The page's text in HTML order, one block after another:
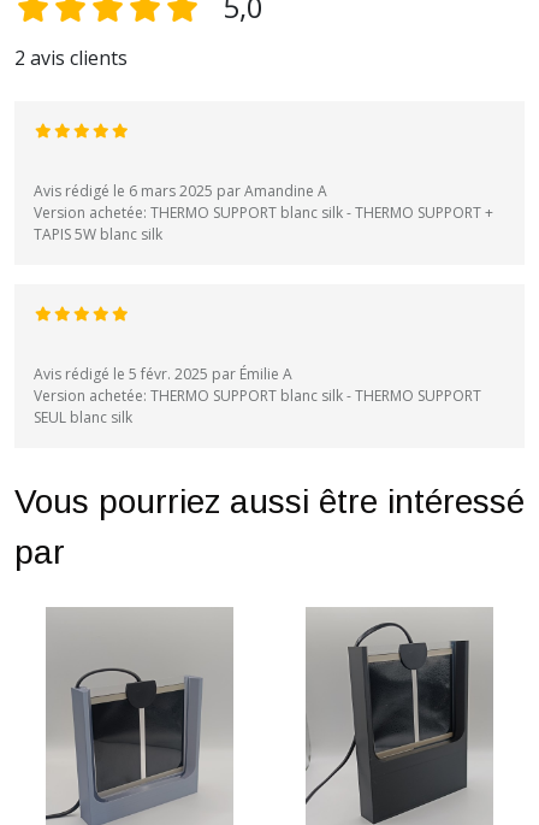
2 avis clients
Avis rédigé le 6 mars 2025 par Amandine A
Version achetée: THERMO SUPPORT blanc silk - THERMO SUPPORT +
TAPIS 5W blanc silk
Avis rédigé le 5 févr. 2025 par Émilie A
Version achetée: THERMO SUPPORT blanc silk - THERMO SUPPORT
SEUL blanc silk
Vous pourriez aussi être intéressé
par